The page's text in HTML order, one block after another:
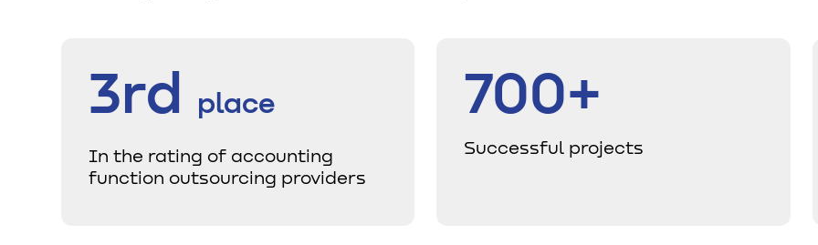
3rd place
In the rating of accounting
function outsourcing providers
700+
Successful projects